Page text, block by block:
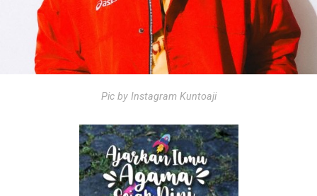
Pic by Instagram Kuntoaji